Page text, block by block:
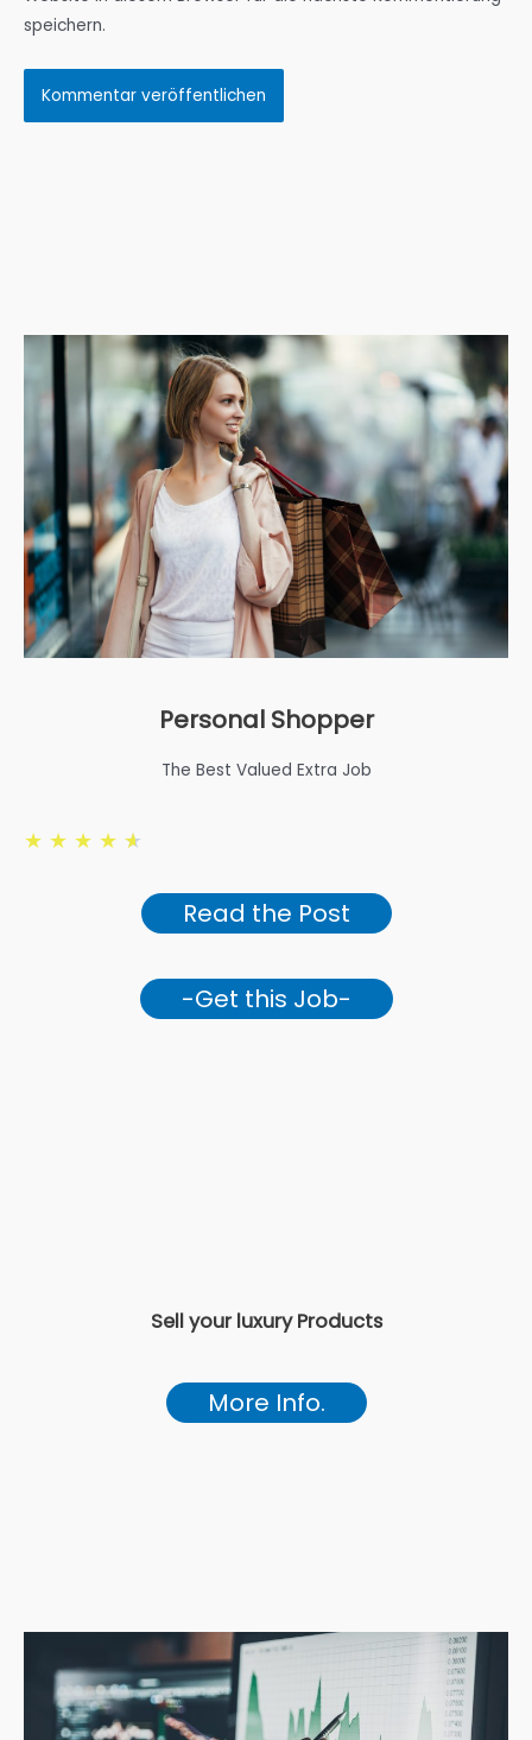
speichern.
Personal Shopper
The Best Valued Extra Job
★ ★ ★ ★ ★
Read the Post
-Get this Job-
Sell your luxury Products
More Info.